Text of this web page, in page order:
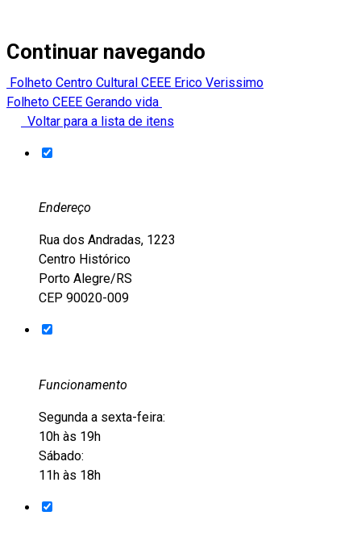
Continuar navegando
Folheto Centro Cultural CEEE Erico Verissimo
Folheto CEEE Gerando vida
Voltar para a lista de itens
Endereço
Rua dos Andradas, 1223
Centro Histórico
Porto Alegre/RS
CEP 90020-009
Funcionamento
Segunda a sexta-feira:
10h às 19h
Sábado:
11h às 18h